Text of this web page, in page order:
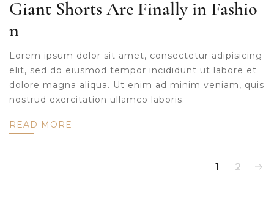
Giant Shorts Are Finally in Fashio
n
Lorem ipsum dolor sit amet, consectetur adipisicing
elit, sed do eiusmod tempor incididunt ut labore et
dolore magna aliqua. Ut enim ad minim veniam, quis
nostrud exercitation ullamco laboris.
READ MORE
1 2